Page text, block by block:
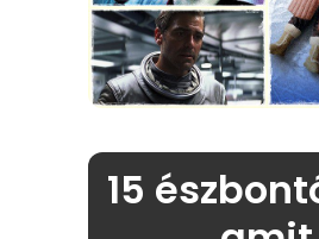
15